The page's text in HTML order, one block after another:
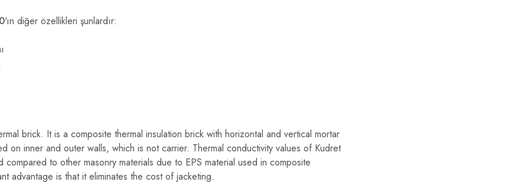
‘ın diğer özellikleri şunlardır:
brick. It is a composite thermal insulation brick with horizontal and vertical mortar
on inner and outer walls, which is not carrier. Thermal conductivity values of Kudret
compared to other masonry materials due to EPS material used in composite
advantage is that it eliminates the cost of jacketing.